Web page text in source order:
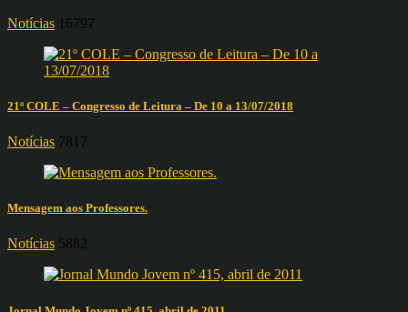
Notícias 16797
21º COLE – Congresso de Leitura – De 10 a 13/07/2018
Notícias 7817
Mensagem aos Professores.
Notícias 5882